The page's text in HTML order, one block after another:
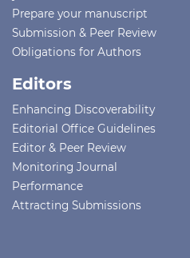
Prepare your manuscript
Submission & Peer Review
Obligations for Authors
Editors
Enhancing Discoverability
Editorial Office Guidelines
Editor & Peer Review
Monitoring Journal
Performance
Attracting Submissions